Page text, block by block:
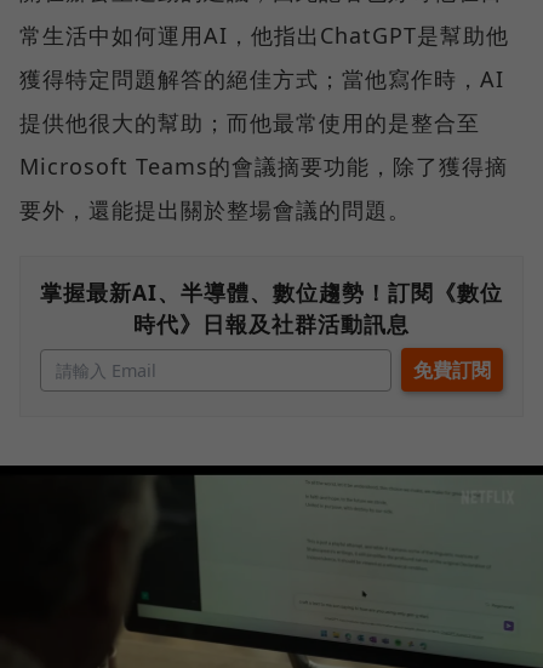
常生活中如何運用AI，他指出ChatGPT是幫助他
獲得特定問題解答的絕佳方式；當他寫作時，AI
提供他很大的幫助；而他最常使用的是整合至
Microsoft Teams的會議摘要功能，除了獲得摘
要外，還能提出關於整場會議的問題。
掌握最新AI、半導體、數位趨勢！訂閱《數位
時代》日報及社群活動訊息